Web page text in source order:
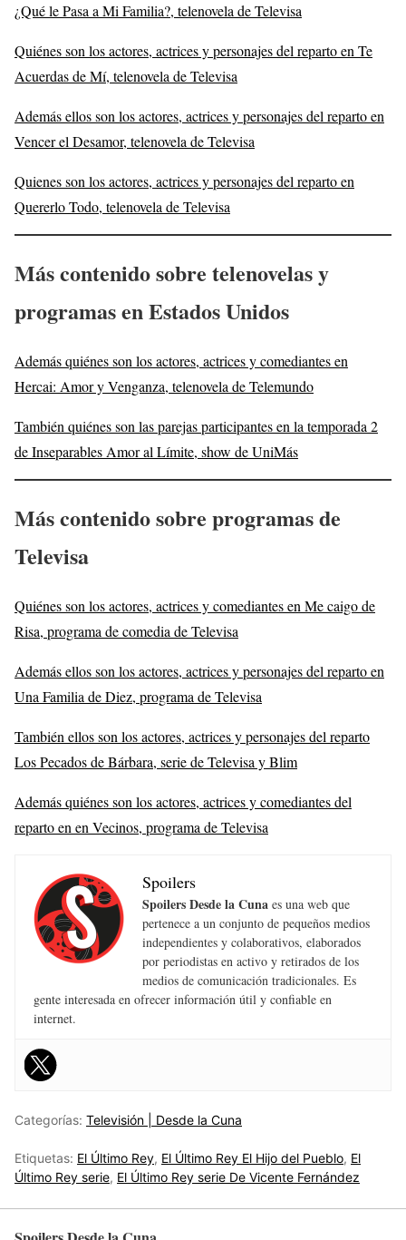
¿Qué le Pasa a Mi Familia?, telenovela de Televisa
Quiénes son los actores, actrices y personajes del reparto en Te
Acuerdas de Mí, telenovela de Televisa
Además ellos son los actores, actrices y personajes del reparto en
Vencer el Desamor, telenovela de Televisa
Quienes son los actores, actrices y personajes del reparto en
Quererlo Todo, telenovela de Televisa
Más contenido sobre telenovelas y
programas en Estados Unidos
Además quiénes son los actores, actrices y comediantes en
Hercai: Amor y Venganza, telenovela de Telemundo
También quiénes son las parejas participantes en la temporada 2
de Inseparables Amor al Límite, show de UniMás
Más contenido sobre programas de
Televisa
Quiénes son los actores, actrices y comediantes en Me caigo de
Risa, programa de comedia de Televisa
Además ellos son los actores, actrices y personajes del reparto en
Una Familia de Diez, programa de Televisa
También ellos son los actores, actrices y personajes del reparto
Los Pecados de Bárbara, serie de Televisa y Blim
Además quiénes son los actores, actrices y comediantes del
reparto en en Vecinos, programa de Televisa
Spoilers
Spoilers Desde la Cuna es una web que
pertenece a un conjunto de pequeños medios
independientes y colaborativos, elaborados
por periodistas en activo y retirados de los
medios de comunicación tradicionales. Es
gente interesada en ofrecer información útil y confiable en
internet.
Categorías: Televisión | Desde la Cuna
Etiquetas: El Último Rey, El Último Rey El Hijo del Pueblo, El
Último Rey serie, El Último Rey serie De Vicente Fernández